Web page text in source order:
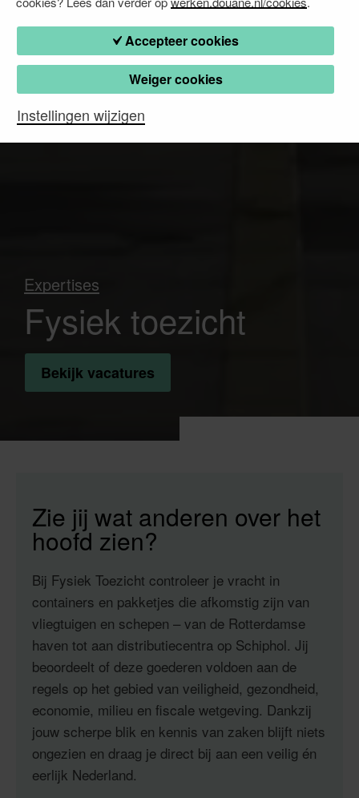
Accepteer cookies
Weiger cookies
Instellingen wijzigen
Expertises
Fysiek toezicht
Bekijk vacatures
Zie jij wat anderen over het
hoofd zien?
Bij Fysiek Toezicht controleer je vracht in
containers en pakketjes die afkomstig zijn van
vliegtuigen en schepen – van de Rotterdamse
haven tot aan distributiecentra op Schiphol. Jij
beoordeelt of deze goederen voldoen aan de
regels op het gebied van veiligheid, gezondheid,
economie, milieu en fiscale wetgeving. Dankzij
jouw scherpe blik en kennis van zaken blijft niets
ongezien en draag je direct bij aan een veilig én
eerlijk Nederland.